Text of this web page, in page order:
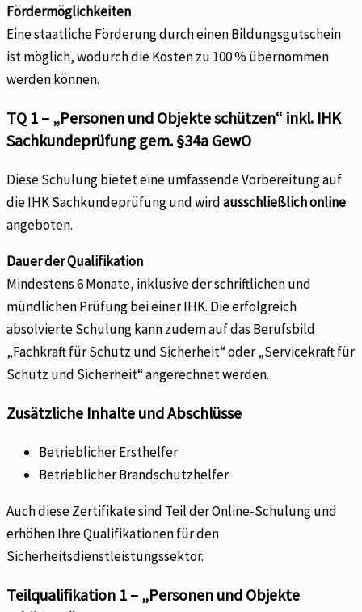
Fördermöglichkeiten
Eine staatliche Förderung durch einen Bildungsgutschein
ist möglich, wodurch die Kosten zu 100 % übernommen
werden können.
TQ 1 – „Personen und Objekte schützen“ inkl. IHK
Sachkundeprüfung gem. §34a GewO
Diese Schulung bietet eine umfassende Vorbereitung auf
die IHK Sachkundeprüfung und wirdausschließlich online
angeboten.
Dauer der Qualifikation
Mindestens 6 Monate, inklusive der schriftlichen und
mündlichen Prüfung bei einer IHK. Die erfolgreich
absolvierte Schulung kann zudem auf das Berufsbild
„Fachkraft für Schutz und Sicherheit“ oder „Servicekraft für
Schutz und Sicherheit“ angerechnet werden.
Zusätzliche Inhalte und Abschlüsse
Betrieblicher Ersthelfer
Betrieblicher Brandschutzhelfer
Auch diese Zertifikate sind Teil der Online-Schulung und
erhöhen Ihre Qualifikationen für den
Sicherheitsdienstleistungssektor.
Teilqualifikation 1 – „Personen und Objekte